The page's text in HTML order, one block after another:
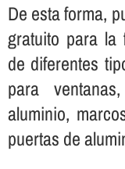
De esta forma,
gratuito para la
de diferentes
para
aluminio,
puertas de